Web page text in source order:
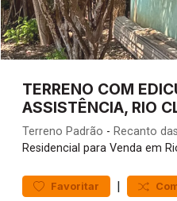
TERRENO COM
ASSISTÊNCIA, RIO
Terreno Padrão - Recanto
Residencial para Venda em
Favoritar |